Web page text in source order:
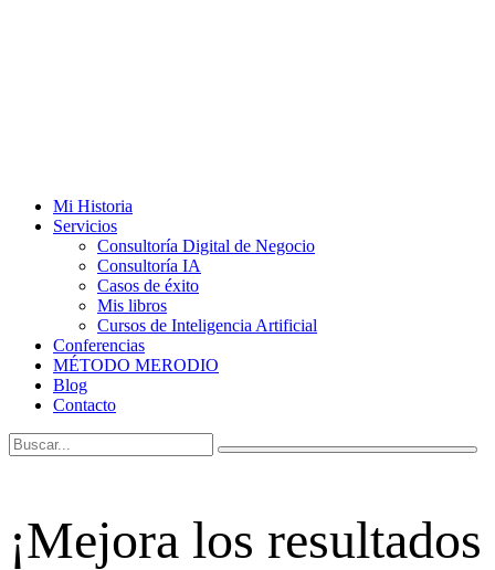
Mi Historia
Servicios
Consultoría Digital de Negocio
Consultoría IA
Casos de éxito
Mis libros
Cursos de Inteligencia Artificial
Conferencias
MÉTODO MERODIO
Blog
Contacto
¡Mejora los resultados